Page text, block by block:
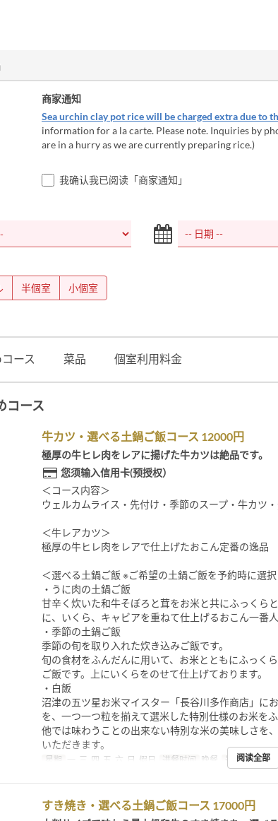
商家通知
Sea urchin clay pot rice will be charged extra due to
information for a la carte. Please note. Inquiries by
are in a hurry as we are currently preparing rice.)
我确认我已阅读「商家通知」
半個室 小個室
ース 菜品 個室利用料金
コース
牛カツ・選べる土鍋ご飯コース 12000円
極厚の牛ヒレ肉をレアに揚げた牛カツは絶品です。
您须输入信用卡(预授权）
＜コース内容＞
ウェルカムライス・先付け・季節のスープ・牛カツ
＜牛レアカツ＞
極厚の牛ヒレ肉をレアで仕上げたおこん定番の逸品
＜選べる土鍋ご飯 ※ご希望の土鍋ご飯を予約時に選
・うに肉の土鍋ご飯
甘辛く炊いた和牛そぼろと茸をお米と共にふっくら
に、いくら、キャビアを重ねて仕上げるおこん一番人
・季節の土鍋ご飯
季節の旬を取り入れた炊き込みご飯です。
旬の食材をふんだんに用いて、お米とともにふっく
ご飯です。上にいくらをのせて仕上げております。
・白飯
沼津の五ツ星お米マイスター「長谷川多作商店」に
を、一つ一つ粒を揃えて選米した特別仕様のお米を
他では味わうことの出来ない特別な米の美味しさを
いただきます。
星期 一, 三, 四, 五, 六, 日, 假日 进餐时间 晚餐 最大下单数
阅读全部
すき焼き・選べる土鍋ご飯コース 17000円